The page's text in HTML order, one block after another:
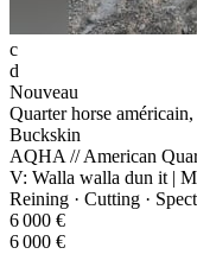
c
d
Nouveau
Quarter horse
Buckskin
AQHA // American
V: Walla walla dun it |
Reining · Cutting ·
6 000 €
6 000 €